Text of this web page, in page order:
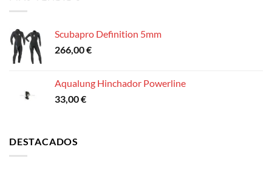
Scubapro Definition 5mm
266,00€
Aqualung Hinchador Powerline
33,00€
DESTACADOS